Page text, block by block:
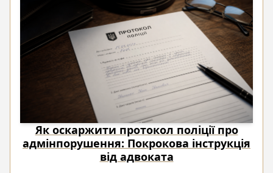
Як оскаржити протокол поліції про
адмінпорушення: Покрокова інструкція
від адвоката